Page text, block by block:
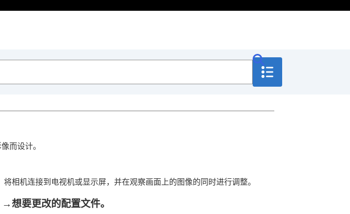
而设计。
相机连接到电视机或显示屏，并在观察画面上的图像的同时进行调整。
→想要更改的配置文件。